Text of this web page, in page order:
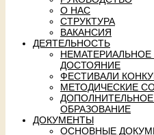
О НАС
СТРУКТУРА
ВАКАНСИЯ
ДЕЯТЕЛЬНОСТЬ
ДОСТОЯНИЕ
ФЕСТИВАЛИ
МЕТОДИЧЕСКИЕ
ОБРАЗОВАНИЕ
ДОКУМЕНТЫ
ОСНОВНЫЕ